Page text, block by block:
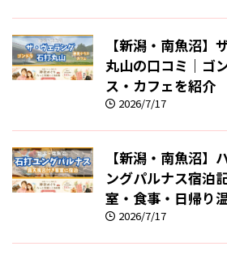
【新潟・南魚沼】
丸山の口コミ｜ゴ
ス・カフェを紹介
2026/7/17
【新潟・南魚沼】
ングパルナス宿泊
室・食事・日帰り
2026/7/17